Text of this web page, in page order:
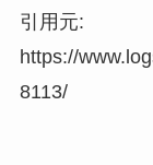
引用元:
https://
8113/